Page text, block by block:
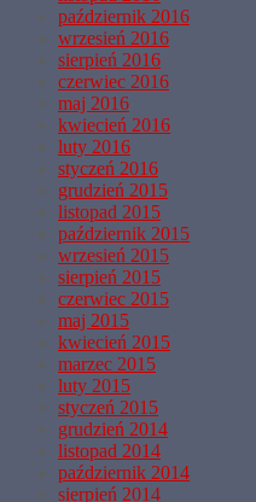
październik 2016
wrzesień 2016
sierpień 2016
czerwiec 2016
maj 2016
kwiecień 2016
luty 2016
styczeń 2016
grudzień 2015
listopad 2015
październik 2015
wrzesień 2015
sierpień 2015
czerwiec 2015
maj 2015
kwiecień 2015
marzec 2015
luty 2015
styczeń 2015
grudzień 2014
listopad 2014
październik 2014
sierpień 2014